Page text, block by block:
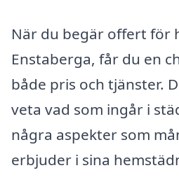
När du begär offert för
Enstaberga, får du en
både pris och tjänster.
veta vad som ingår i
några aspekter som
erbjuder i sina